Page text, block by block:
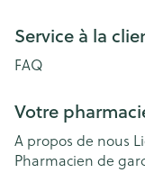
Service à la
FAQ
Votre
A propos de nous
Pharmacien de